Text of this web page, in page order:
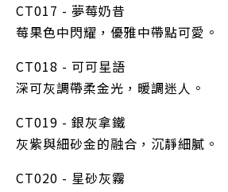
CT017 - 夢莓奶昔
莓果色中閃耀，優雅中帶點可愛。
CT018 - 可可星語
深可灰調帶柔金光，暖調迷人。
CT019 - 銀灰拿鐵
灰紫與細砂金的融合，沉靜細膩。
CT020 - 星砂灰霧